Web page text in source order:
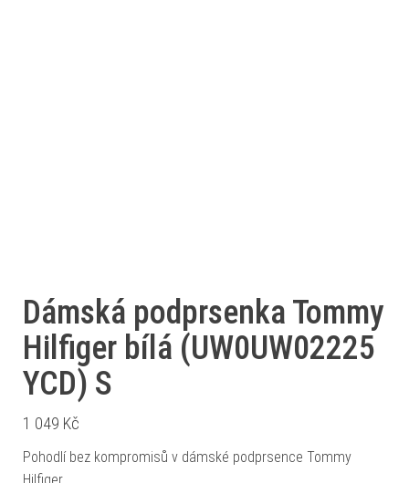
Dámská podprsenka Tommy
Hilfiger bílá (UW0UW02225
YCD) S
1 049 Kč
Pohodlí bez kompromisů v dámské podprsence Tommy
Hilfiger